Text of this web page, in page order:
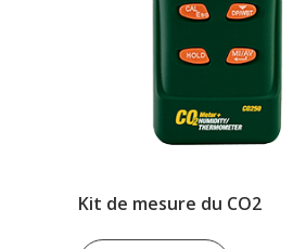
Kit de mesure du CO2